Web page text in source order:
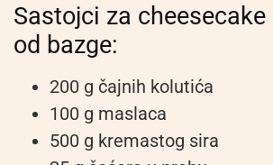
Sastojci za
od bazge:
200 g čajnih kolutića
100 g maslaca
500 g kremastog sira